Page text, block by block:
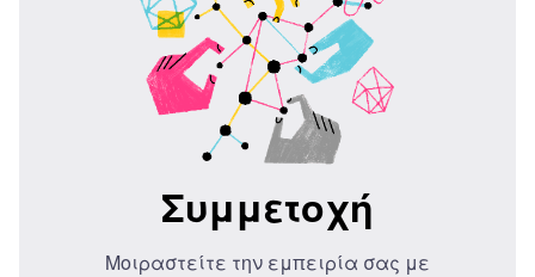
Συμμετοχή
Μοιραστείτε την εμπειρία σας με